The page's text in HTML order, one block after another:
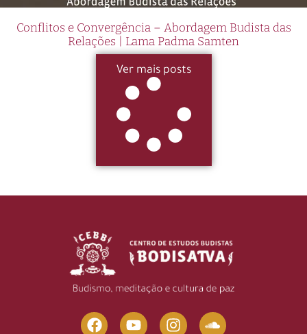
Conflitos e Convergência – Abordagem Budista das
Relações | Lama Padma Samten
Ver mais posts